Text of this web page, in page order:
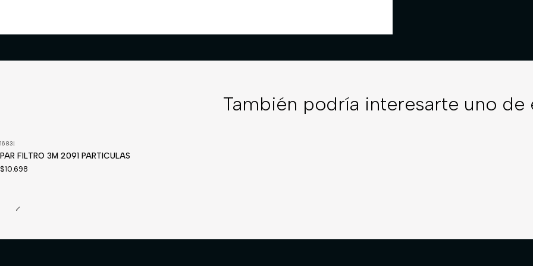
También podría interesarte uno de
1683|
PAR FILTRO 3M 2091 PARTICULAS
$10.698